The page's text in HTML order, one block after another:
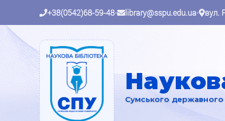
+38(0542)68-59-48• library@sspu.edu.ua• вул.
Сумського державного